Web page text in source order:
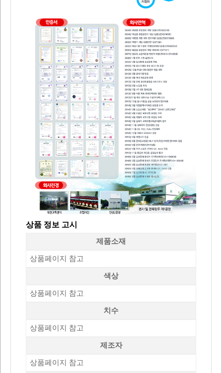
상품 정보 고시
제품소재
상품페이지 참고
색상
상품페이지 참고
치수
상품페이지 참고
제조자
상품페이지 참고